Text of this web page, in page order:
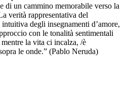
di un cammino memorabile verso la
verità rappresentativa del
degli insegnamenti d’amore,
con le tonalità sentimentali
mentre la vita ci incalza, /è
le onde.” (Pablo Neruda)